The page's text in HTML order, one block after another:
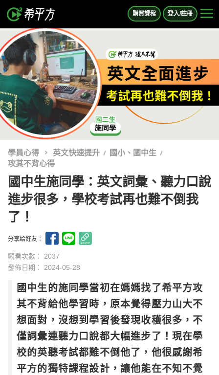
購買課程 登入/註冊
學員心得 英文快速提升
國小、國中生
攻其不背心得
國中生施同學：英文詞彙、聽力口說
進步很多，學校考試再也難不倒我
了！
分享給好友：
觀看次數： 2037
發佈日期： 2024-05-28
國中生的施同學當初在媽媽找了希平方攻
其不背給他學習時，原本覺得壓力山大不
想面對，沒想到學習後發現收穫很多，不
僅詞彙連聽力口說都大幅進步了！現在學
校的英聽考試都難不倒他了，他很感謝希
平方的獨特課程設計，讓他能在不知不覺